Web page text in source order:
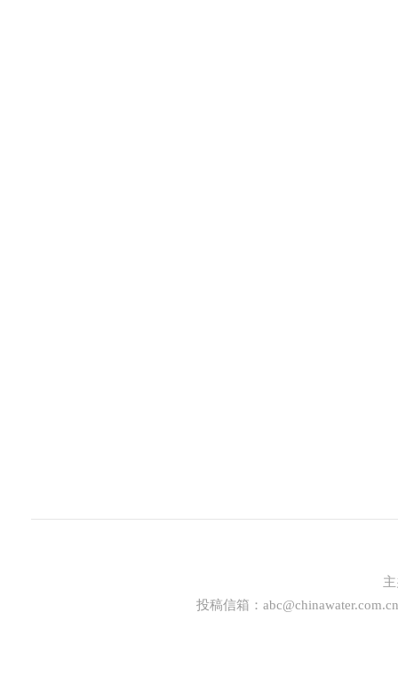
投稿信箱： abc@chinawater.com.cn